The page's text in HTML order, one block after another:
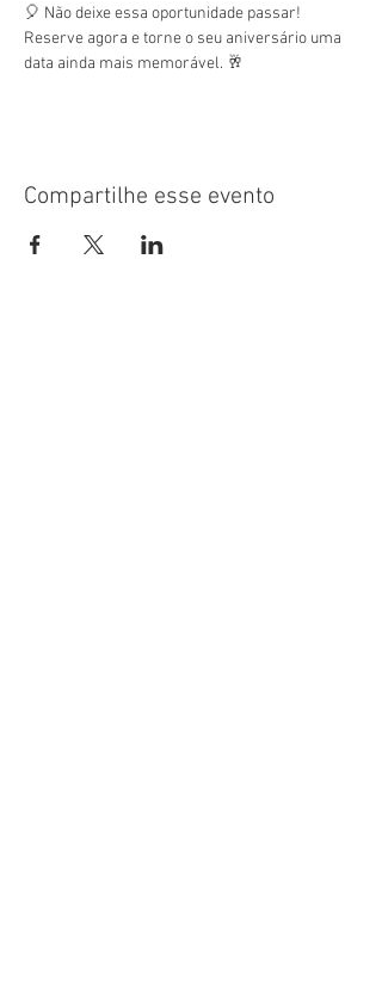
🎈 Não deixe essa oportunidade passar!
Reserve agora e torne o seu aniversário uma
data ainda mais memorável. 🥂
Compartilhe esse evento